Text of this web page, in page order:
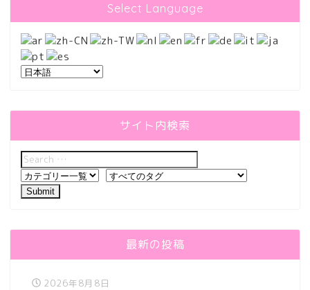
Select Language
サイト内検索
最新の投稿
2026年8月8日